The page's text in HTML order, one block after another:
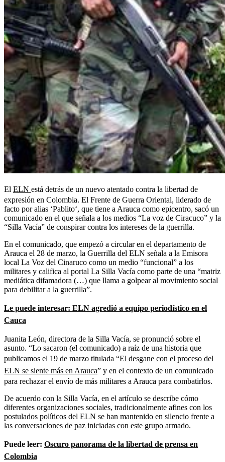
El ELN está detrás de un nuevo atentado contra la libertad de
expresión en Colombia. El Frente de Guerra Oriental, liderado de
facto por alias ‘Pablito‘, que tiene a Arauca como epicentro, sacó un
comunicado en el que señala a los medios “La voz de Ciracuco” y la
“Silla Vacía” de conspirar contra los intereses de la guerrilla.
En el comunicado, que empezó a circular en el departamento de
Arauca el 28 de marzo, la Guerrilla del ELN señala a la Emisora
local La Voz del Cinaruco como un medio “funcional” a los
militares y califica al portal La Silla Vacía como parte de una “matriz
mediática difamadora (…) que llama a golpear al movimiento social
para debilitar a la guerrilla”.
Le puede interesar: ELN agredió a equipo periodístico en el
Cauca
Juanita León, directora de la Silla Vacía, se pronunció sobre el
asunto. “Lo sacaron (el comunicado) a raíz de una historia que
publicamos el 19 de marzo titulada “El desgane con el proceso del
ELN se siente más en Arauca” y en el contexto de un comunicado
para rechazar el envío de más militares a Arauca para combatirlos.
De acuerdo con la Silla Vacía, en el artículo se describe cómo
diferentes organizaciones sociales, tradicionalmente afines con los
postulados políticos del ELN se han mantenido en silencio frente a
las conversaciones de paz iniciadas con este grupo armado.
Puede leer: Oscuro panorama de la libertad de prensa en
Colombia